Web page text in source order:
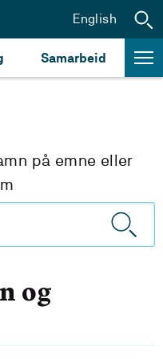
Samarbeid
English
på emne eller
og